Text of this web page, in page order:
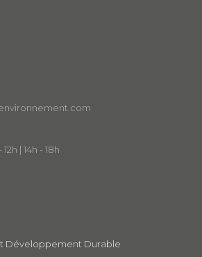
| 14h - 18h
Développement Durable